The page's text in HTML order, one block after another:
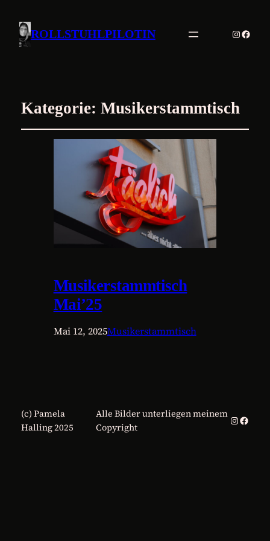
ROLLSTUHLPILOTIN
Kategorie: Musikerstammtisch
Musikerstammtisch
Mai’25
Mai 12, 2025Musikerstammtisch
(c) Pamela
Halling 2025
Alle Bilder unterliegen meinem
Copyright